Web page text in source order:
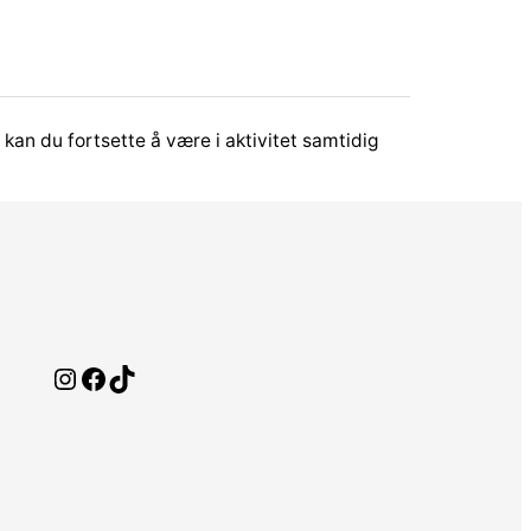
kan du fortsette å være i aktivitet samtidig
InstagramFacebook TikTok